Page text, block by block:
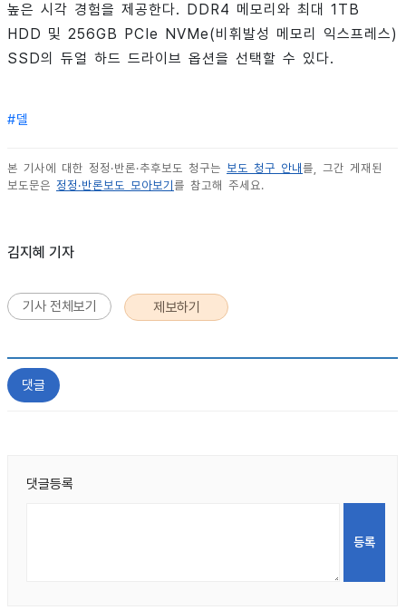
높은 시각 경험을 제공한다. DDR4 메모리와 최대 1TB
HDD 및 256GB PCIe NVMe(비휘발성 메모리 익스프레스)
SSD의 듀얼 하드 드라이브 옵션을 선택할 수 있다.
#델
본 기사에 대한 정정·반론·추후보도 청구는 보도 청구 안내 를, 그간 게재된
보도문은 정정·반론보도 모아보기 를 참고해 주세요.
김지혜 기자
기사 전체보기 제보하기
댓글
댓글등록